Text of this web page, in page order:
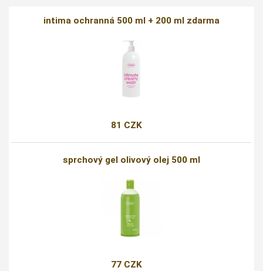
intima ochranná 500 ml + 200 ml zdarma
81 CZK
sprchový gel olivový olej 500 ml
77 CZK